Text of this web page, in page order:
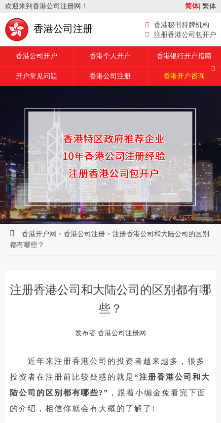
欢迎来到香港公司注册网！ 简体| 繁体
香港公司注册
香港秘书持牌机构
注册香港公司包开户
香港公司开户 香港个人开户 香港银行开户指南
开户常见问题 香港公司注册 香港开户咨询
香港开户网 > 香港公司注册 > 注册香港公司和大陆公司的区别
都有哪些？
注册香港公司和大陆公司的区别都有哪
些？
发布者:香港公司注册网
近年来注册香港公司的投资者越来越多，很多
投资者在注册前比较疑惑的就是“注册香港公司和大
陆公司的区别都有哪些?” ，跟着小编金兔看完下面
的介绍，相信你就会有大概的了解了!